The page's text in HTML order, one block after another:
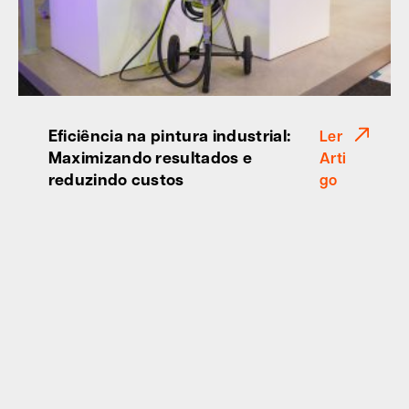
Eficiência na pintura industrial:
Maximizando resultados e
reduzindo custos
Ler
Arti
go